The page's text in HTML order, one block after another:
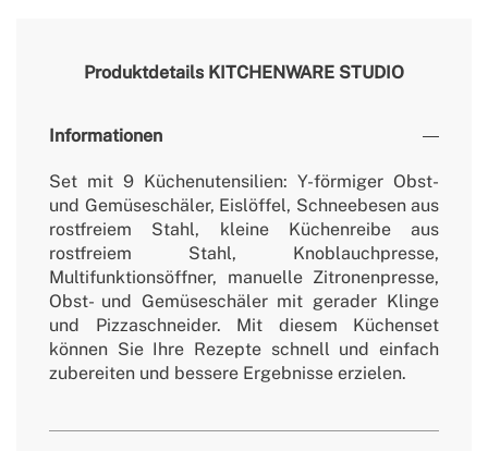
Produktdetails KITCHENWARE STUDIO
Informationen
Set mit 9 Küchenutensilien: Y-förmiger Obst-
und Gemüseschäler, Eislöffel, Schneebesen aus
rostfreiem Stahl, kleine Küchenreibe aus
rostfreiem Stahl, Knoblauchpresse,
Multifunktionsöffner, manuelle Zitronenpresse,
Obst- und Gemüseschäler mit gerader Klinge
und Pizzaschneider. Mit diesem Küchenset
können Sie Ihre Rezepte schnell und einfach
zubereiten und bessere Ergebnisse erzielen.